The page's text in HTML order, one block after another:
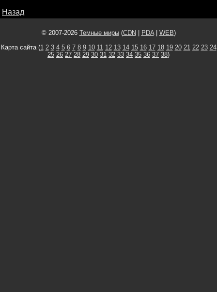
Назад
© 2007-2026 Темные миры(CDN PDA| WEB)
Карта сайта (1 2 3 4 5 6 7 8 9 10 11 12 13 14 15 16 17 18 19 20 21 22 23 24
25 26 27 28 29 30 31 32 33 34 35 36 37 38)